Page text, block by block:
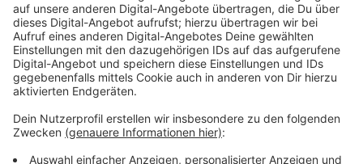
Lebensgefahr besteht jetzt zum Glück nicht mehr.
Anzeige